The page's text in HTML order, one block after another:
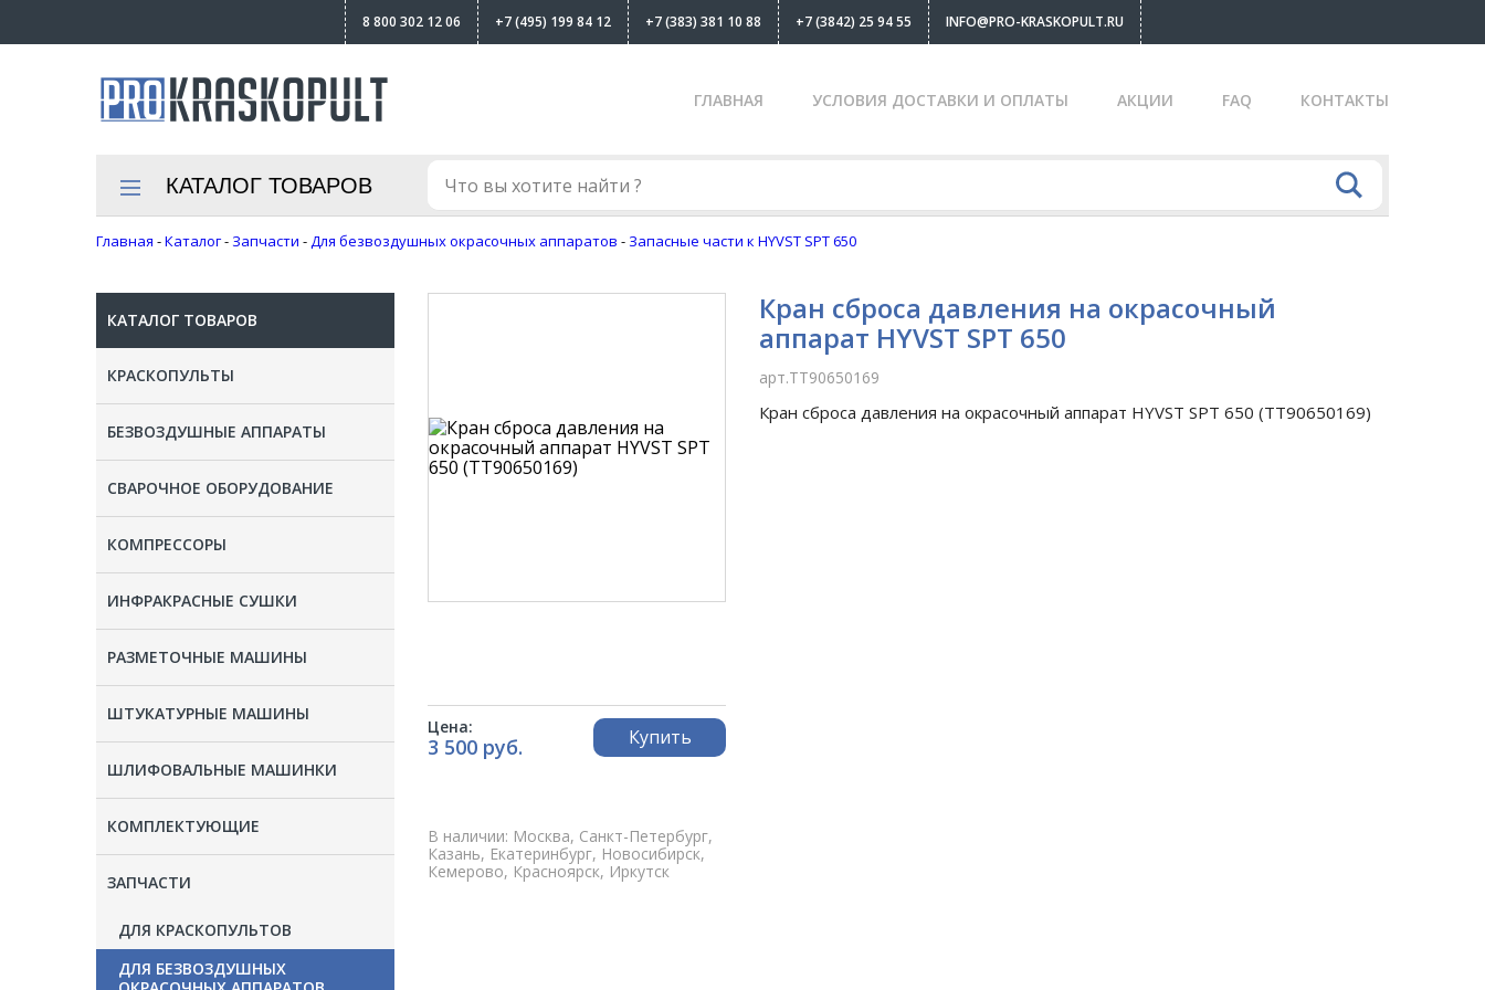
8 800 302 12 06 +7 (495) 199 84 12 +7 (383) 381 10 88 +7 (3842) 25 94 55 INFO@PRO-KRASKOPULT.RU
ГЛАВНАЯ УСЛОВИЯ ДОСТАВКИ И ОПЛАТЫ АКЦИИ FAQ КОНТАКТЫ
КАТАЛОГ ТОВАРОВ
Главная -Каталог- Запчасти -Для безвоздушных окрасочных аппаратов - Запасные части к HYVST SPT 650
КАТАЛОГ ТОВАРОВ
КРАСКОПУЛЬТЫ
БЕЗВОЗДУШНЫЕ АППАРАТЫ
СВАРОЧНОЕ ОБОРУДОВАНИЕ
КОМПРЕССОРЫ
ИНФРАКРАСНЫЕ СУШКИ
РАЗМЕТОЧНЫЕ МАШИНЫ
ШТУКАТУРНЫЕ МАШИНЫ
ШЛИФОВАЛЬНЫЕ МАШИНКИ
КОМПЛЕКТУЮЩИЕ
ЗАПЧАСТИ
ДЛЯ КРАСКОПУЛЬТОВ
ДЛЯ БЕЗВОЗДУШНЫХ
Цена:
3 500 руб. Купить
В наличии: Москва, Санкт-Петербург,
Казань, Екатеринбург, Новосибирск,
Кемерово, Красноярск, Иркутск
Кран сброса давления на окрасочный
аппарат HYVST SPT 650
арт.TT90650169
Кран сброса давления на окрасочный аппарат HYVST SPT 650 (TT90650169)